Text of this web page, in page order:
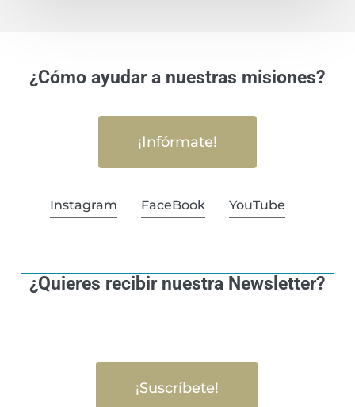
¿Cómo ayudar a nuestras misiones?
¡Infórmate!
Instagram FaceBook YouTube
¿Quieres recibir nuestra Newsletter?
¡Suscríbete!